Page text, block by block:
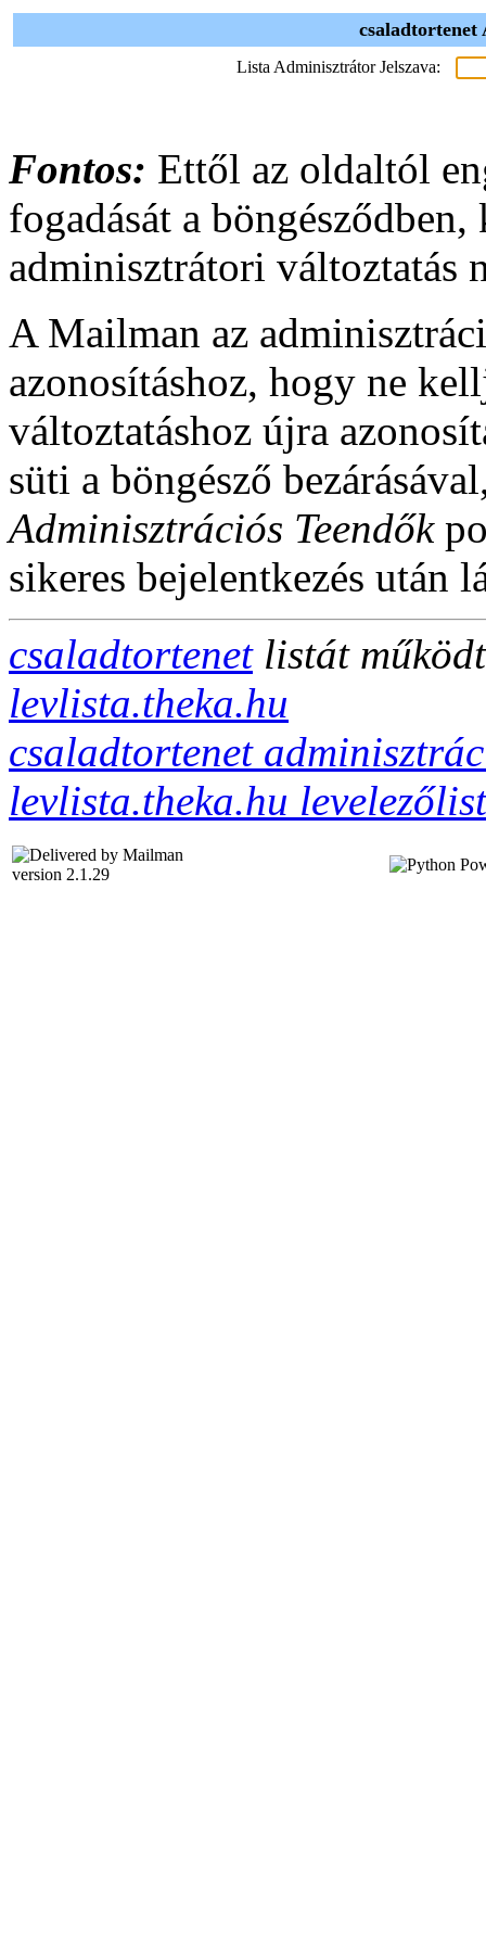
csaladtortenet
Lista Adminisztrátor Jelszava:
Fontos: Ettől az oldaltól
fogadását a
adminisztrátori változtatás
A Mailman az
azonosításhoz, hogy ne
változtatáshoz újra
süti a böngésző
Adminisztrációs Teendők
sikeres bejelentkezés után
csaladtortenetlistát
levlista.theka.hu
csaladtortenet
levlista.theka.hu
version 2.1.29